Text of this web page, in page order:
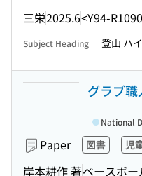
三栄2025.6<Y94-
Subject Heading 登山 ハ
グラブ職
Paper 図書 児
岸本耕作 著ベースボ
National